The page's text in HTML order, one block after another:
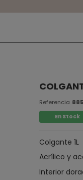
Referencia
En Stock
Colgante 1L
Acrílico y
Interior